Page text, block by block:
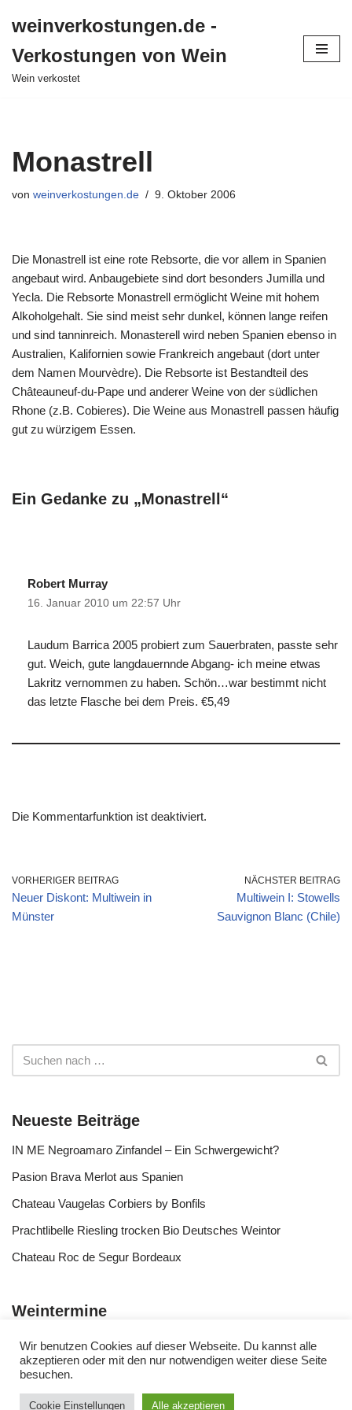
Inhalt
springen
weinverkostungen.de -
Verkostungen von Wein
Wein verkostet
Monastrell
von weinverkostungen.de 9. Oktober 2006
Die Monastrell ist eine rote Rebsorte, die vor allem in Spanien
angebaut wird. Anbaugebiete sind dort besonders Jumilla und
Yecla. Die Rebsorte Monastrell ermöglicht Weine mit hohem
Alkoholgehalt. Sie sind meist sehr dunkel, können lange reifen
und sind tanninreich. Monasterell wird neben Spanien ebenso in
Australien, Kalifornien sowie Frankreich angebaut (dort unter
dem Namen Mourvèdre). Die Rebsorte ist Bestandteil des
Châteauneuf-du-Pape und anderer Weine von der südlichen
Rhone (z.B. Cobieres). Die Weine aus Monastrell passen häufig
gut zu würzigem Essen.
Ein Gedanke zu „Monastrell“
Robert Murray
16. Januar 2010 um 22:57 Uhr
Laudum Barrica 2005 probiert zum Sauerbraten, passte sehr
gut. Weich, gute langdauernnde Abgang- ich meine etwas
Lakritz vernommen zu haben. Schön…war bestimmt nicht
das letzte Flasche bei dem Preis. €5,49
Die Kommentarfunktion ist deaktiviert.
VORHERIGER BEITRAG
Neuer Diskont: Multiwein in
Münster
NÄCHSTER BEITRAG
Multiwein I: Stowells
Sauvignon Blanc (Chile)
Neueste Beiträge
IN ME Negroamaro Zinfandel – Ein Schwergewicht?
Pasion Brava Merlot aus Spanien
Chateau Vaugelas Corbiers by Bonfils
Prachtlibelle Riesling trocken Bio Deutsches Weintor
Chateau Roc de Segur Bordeaux
Weintermine
Wir benutzen Cookies auf dieser Webseite. Du kannst alle
akzeptieren oder mit den nur notwendigen weiter diese Seite
besuchen.
Cookie Einstellungen Alle akzeptieren